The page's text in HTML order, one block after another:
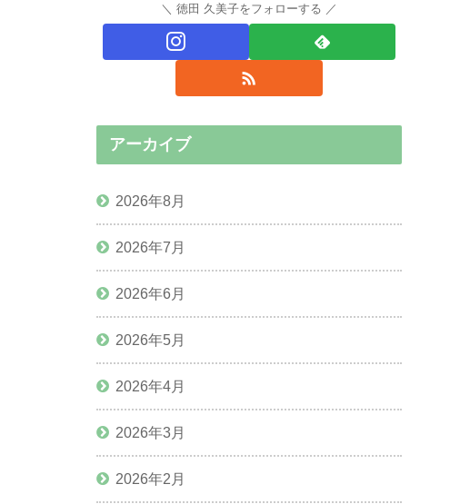
徳田 久美子をフォローする
アーカイブ
2026年8月
2026年7月
2026年6月
2026年5月
2026年4月
2026年3月
2026年2月